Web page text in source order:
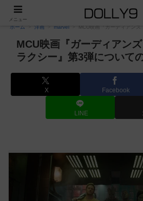
PR
ホーム 洋画 marvel MCU映画『ガーディアン
MCU映画『ガーディアン
ラクシー』第3弾について
X Facebook
LINE
メニュー